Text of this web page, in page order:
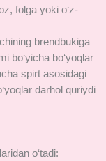
folga yoki o‘z-
brendbukiga
bo‘yicha bo‘yoqlar
spirt asosidagi
darhol quriydi
o‘tadi: